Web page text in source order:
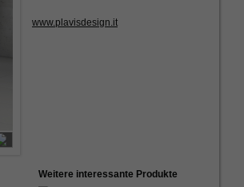
www.plavisdesign.it
Weitere interessante Produkte